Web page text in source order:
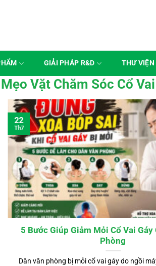
GIẢI PHÁP R&D THƯ VIỆN
Mẹo Vặt Chăm Sóc Cổ
5 Bước Giúp Giảm Mỏi Cổ Vai Gáy
Phòng
Dân văn phòng bị mỏi cổ vai gáy do ngồi
22
Th7